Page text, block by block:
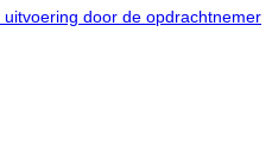
door de opdrachtnemer